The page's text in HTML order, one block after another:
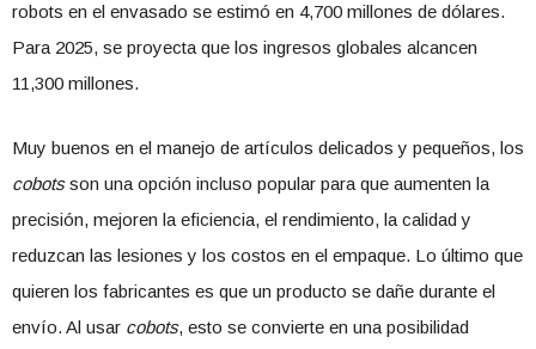
robots en el envasado se estimó en 4,700 millones de dólares.
Para 2025, se proyecta que los ingresos globales alcancen
11,300 millones.
Muy buenos en el manejo de artículos delicados y pequeños, los
cobotsson una opción incluso popular para que aumenten la
precisión, mejoren la eficiencia, el rendimiento, la calidad y
reduzcan las lesiones y los costos en el empaque. Lo último que
quieren los fabricantes es que un producto se dañe durante el
envío. Al usar cobots, esto se convierte en una posibilidad